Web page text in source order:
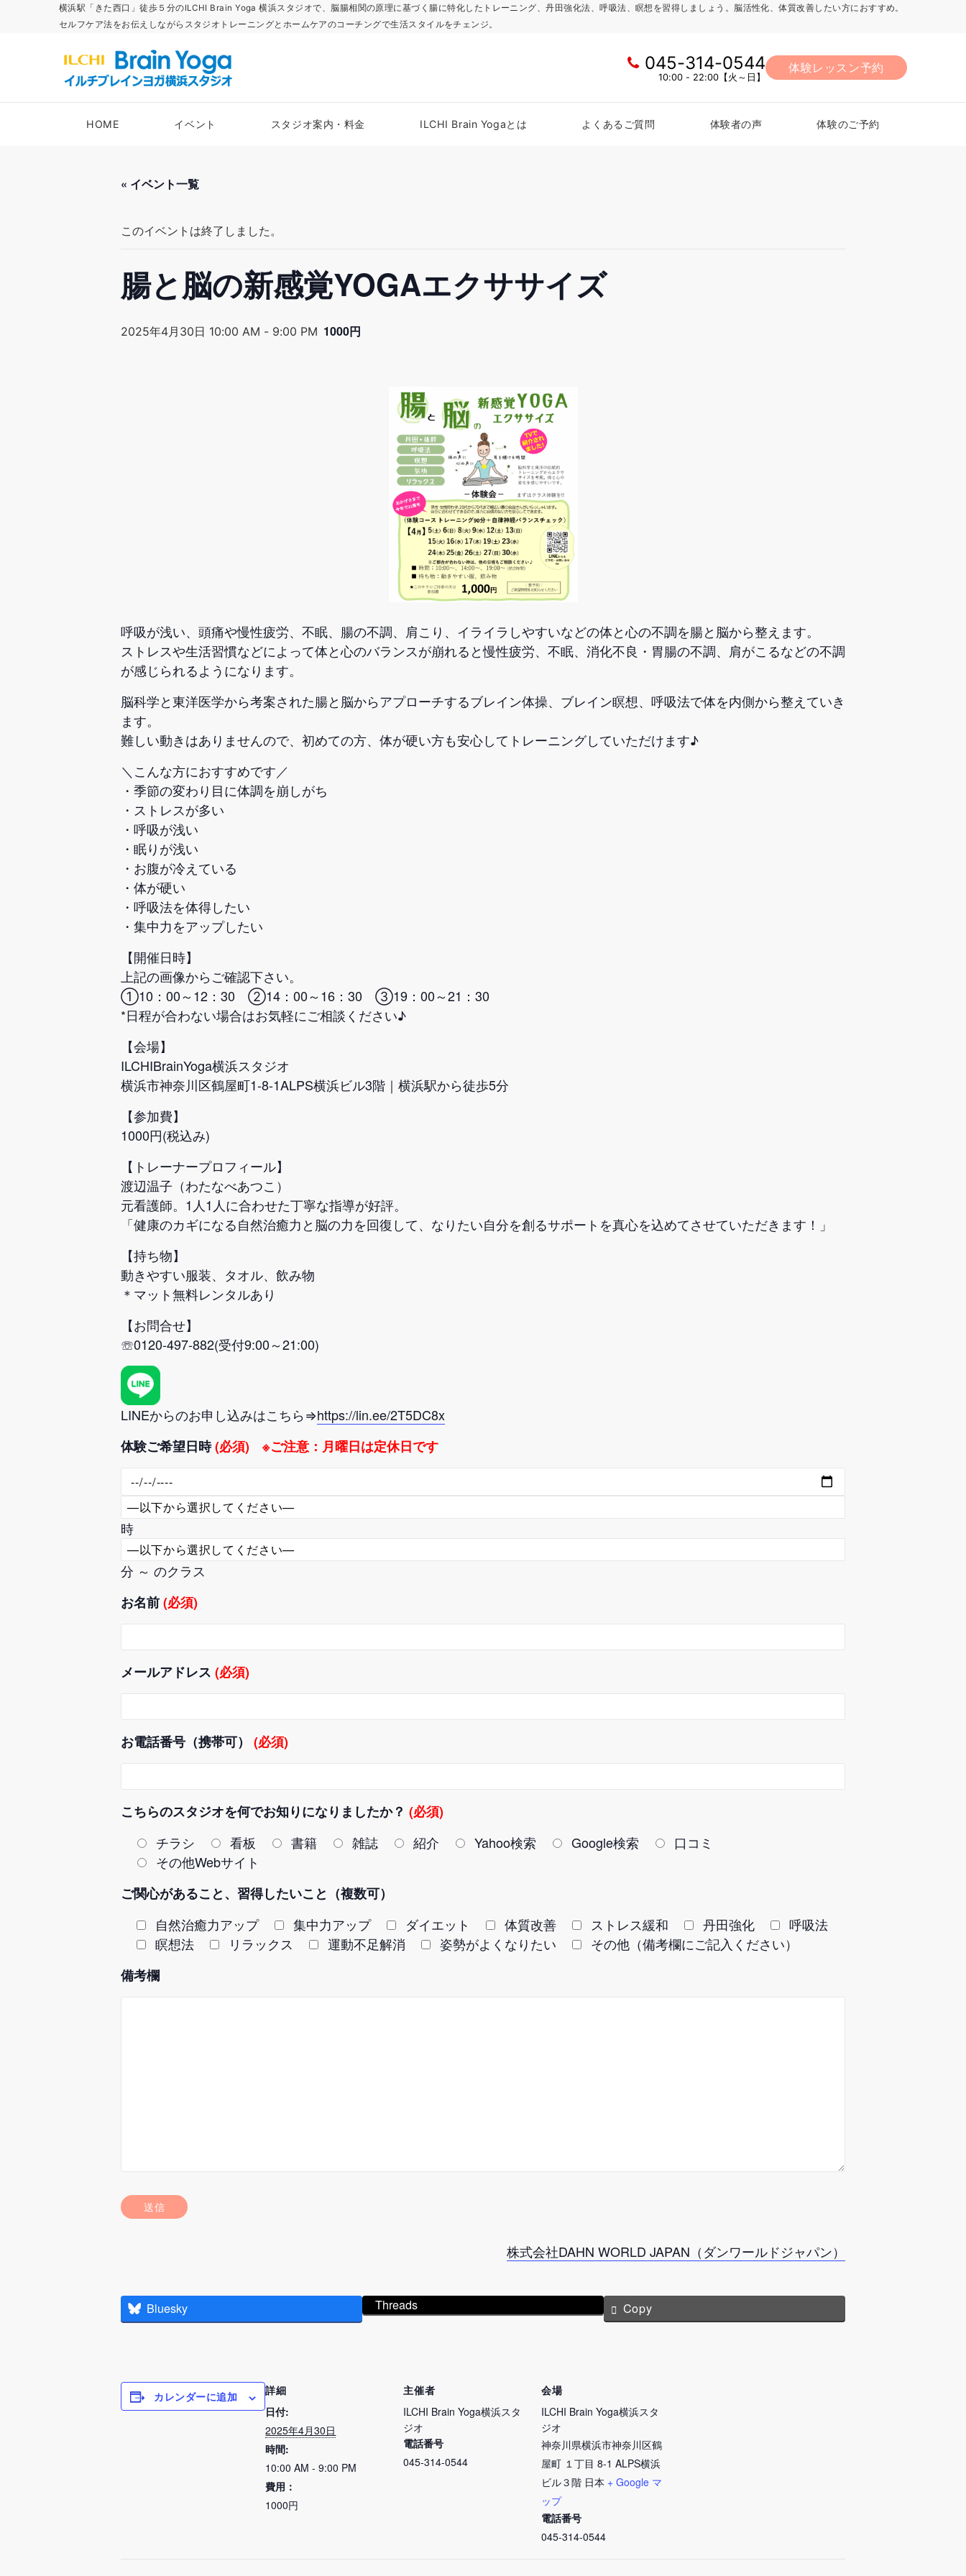
横浜駅「きた西口」徒歩５分のILCHI Brain Yoga 横浜スタジオで、脳腸相関の原理に基づく腸に特化したトレーニング、丹田強化法、呼吸法、瞑想を習得しましょう。脳活性化、体質改善したい方におすすめ。
セルフケア法をお伝えしながらスタジオトレーニングとホームケアのコーチングで生活スタイルをチェンジ。
045-314-0544
10:00 - 22:00【火～日】
体験レッスン予約
HOME イベント スタジオ案内・料金 ILCHI Brain Yogaとは よくあるご質問 体験者の声 体験のご予約
« イベント一覧
このイベントは終了しました。
腸と脳の新感覚YOGAエクササイズ
2025年4月30日 10:00 AM - 9:00 PM 1000円
呼吸が浅い、頭痛や慢性疲労、不眠、腸の不調、肩こり、イライラしやすいなどの体と心の不調を腸と脳から整えます。
ストレスや生活習慣などによって体と心のバランスが崩れると慢性疲労、不眠、消化不良・胃腸の不調、肩がこるなどの不調
が感じられるようになります。
脳科学と東洋医学から考案された腸と脳からアプローチするブレイン体操、ブレイン瞑想、呼吸法で体を内側から整えていき
ます。
難しい動きはありませんので、初めての方、体が硬い方も安心してトレーニングしていただけます♪
＼こんな方におすすめです／
・季節の変わり目に体調を崩しがち
・ストレスが多い
・呼吸が浅い
・眠りが浅い
・お腹が冷えている
・体が硬い
・呼吸法を体得したい
・集中力をアップしたい
【開催日時】
上記の画像からご確認下さい。
①10：00～12：30 ②14：00～16：30 ③19：00～21：30
*日程が合わない場合はお気軽にご相談ください♪
【会場】
ILCHIBrainYoga横浜スタジオ
横浜市神奈川区鶴屋町1-8-1ALPS横浜ビル3階｜横浜駅から徒歩5分
【参加費】
1000円(税込み)
【トレーナープロフィール】
渡辺温子（わたなべあつこ）
元看護師。1人1人に合わせた丁寧な指導が好評。
「健康のカギになる自然治癒力と脳の力を回復して、なりたい自分を創るサポートを真心を込めてさせていただきます！」
【持ち物】
動きやすい服装、タオル、飲み物
＊マット無料レンタルあり
【お問合せ】
☏0120-497-882(受付9:00～21:00)
LINEからのお申し込みはこちら⇒https://lin.ee/2T5DC8x
体験ご希望日時(必須) ※ご注意：月曜日は定休日です
時
分 ～ のクラス
お名前(必須)
メールアドレス (必須)
お電話番号（携帯可） (必須)
こちらのスタジオを何でお知りになりましたか？ (必須)
チラシ
看板 書籍 雑誌 紹介 Yahoo検索 Google検索
口コミ
その他Webサイト
ご関心があること、習得したいこと（複数可）
自然治癒力アップ
集中力アップ ダイエット 体質改善 ストレス緩和 丹田強化
呼吸法
瞑想法
リラックス 運動不足解消 姿勢がよくなりたい
その他（備考欄にご記入ください）
備考欄
株式会社DAHN WORLD JAPAN（ダンワールドジャパン）
Bluesky Threads Copy
カレンダーに追加
詳細
日付:
2025年4月30日
時間:
10:00 AM - 9:00 PM
費用：
1000円
主催者
ILCHI Brain Yoga横浜スタ
ジオ
電話番号
045-314-0544
会場
ILCHI Brain Yoga横浜スタ
ジオ
神奈川県横浜市神奈川区鶴
屋町 １丁目 8-1 ALPS横浜
ビル３階 日本 + Google マ
ップ
電話番号
045-314-0544